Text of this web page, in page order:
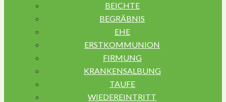
BEICHTE
BEGRÄBNIS
EHE
ERSTKOMMUNION
FIRMUNG
KRANKENSALBUNG
TAUFE
WIEDEREINTRITT